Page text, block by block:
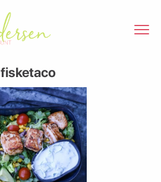
fisketaco